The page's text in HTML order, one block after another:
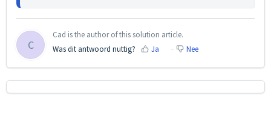
C
Cad is the author of this solution article.
Was dit antwoord nuttig?
Ja Nee